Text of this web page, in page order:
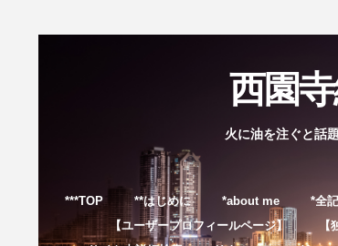
西園
火に油を注ぐと話
***TOP **はじめに *about me *全
【ユーザープロフィールページ】